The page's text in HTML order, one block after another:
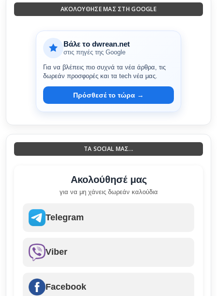
ΑΚΟΛΟΎΘΗΣΈ ΜΑΣ ΣΤΗ GOOGLE
Βάλε το dwrean.net
στις πηγές της Google
Για να βλέπεις πιο συχνά τα νέα άρθρα, τις
δωρεάν προσφορές και τα tech νέα μας.
Πρόσθεσέ το τώρα →
ΤΑ SOCIAL ΜΑΣ...
Ακολούθησέ μας
για να μη χάνεις δωρεάν καλούδια
Telegram
Viber
Facebook